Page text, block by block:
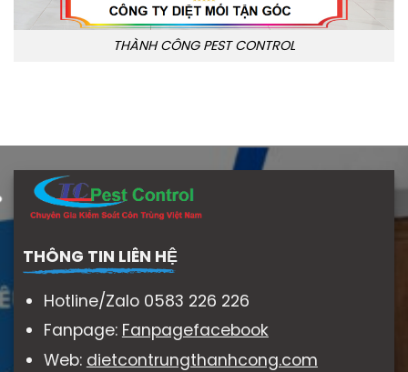
THÀNH CÔNG PEST CONTROL
THÔNG TIN LIÊN HỆ
Hotline/Zalo 0583 226 226
Fanpage: Fanpagefacebook
Web: dietcontrungthanhcong.com